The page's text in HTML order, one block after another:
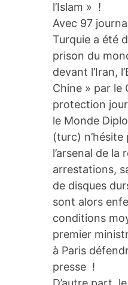
l’Islam » !
Avec 97
Turquie a été
prison du
devant l’Iran,
Chine » par le
protection
le Monde
(turc)
l’arsenal de la
arrestations,
de disques
sont alors
conditions
premier
à Paris
presse !